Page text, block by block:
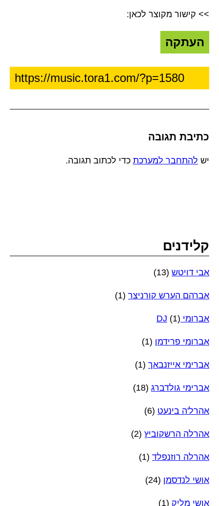
>> קישור מקוצר לכאן:
העתקה
כתיבת תגובה
יש להתחבר למערכת כדי לכתוב תגובה.
קלידנים
אבי דויטש (13)
אברהם הערש קורניצר (1)
אברומי DJ (1)
אברומי פרידמן (1)
אברימי אייזנבאך (1)
אברימי גולדברג (18)
אהרל'ה בינעט (6)
אהרלה הרשקוביץ (2)
אהרלה רוזנפלד (1)
אושי לנדסמן (24)
אושי מליק (1)